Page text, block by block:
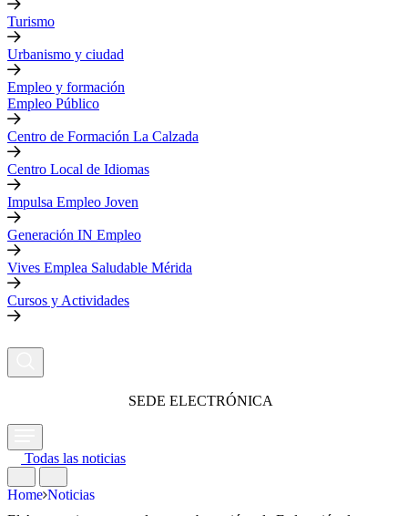
Turismo
Urbanismo y ciudad
Empleo y formación
Empleo Público
Centro de Formación La Calzada
Centro Local de Idiomas
Impulsa Empleo Joven
Generación IN Empleo
Vives Emplea Saludable Mérida
Cursos y Actividades
SEDE ELECTRÓNICA
Todas las noticias
Home Noticias